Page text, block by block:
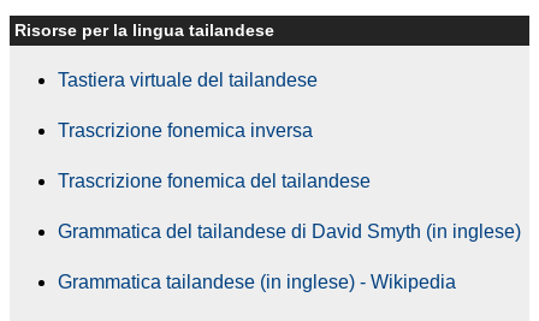
Risorse per la lingua tailandese
Tastiera virtuale del tailandese
Trascrizione fonemica inversa
Trascrizione fonemica del tailandese
Grammatica del tailandese di David Smyth (in inglese)
Grammatica tailandese (in inglese) - Wikipedia